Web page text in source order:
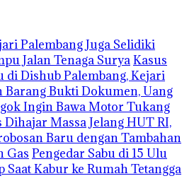
Palembang Juga Selidiki
Jalan Tenaga SuryaKasus
di Dishub Palembang, Kejari
Barang Bukti Dokumen, Uang
Ingin Bawa Motor Tukang
Dihajar MassaJelang HUT RI,
Baru dengan Tambahan
Gas Pengedar Sabu di 15 Ulu
Saat Kabur ke Rumah Tetangga